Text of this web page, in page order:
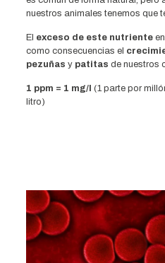
nuestros animales tenemos que
El exceso de este nutrienteen
como consecuencias el
pezuñas y patitas de nuestros
1 ppm = 1 mg/l (1 parte por
litro)